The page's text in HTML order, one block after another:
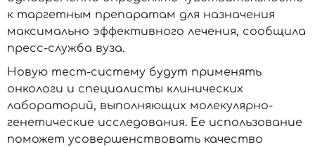
к таргетным препаратам для назначения
максимально эффективного лечения, сообщила
пресс-служба вуза.
Новую тест-систему будут применять
онкологи и специалисты клинических
лабораторий, выполняющих молекулярно-
генетические исследования. Ее использование
поможет усовершенствовать качество